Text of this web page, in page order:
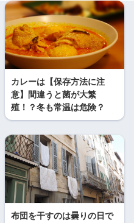
カレーは【保存方法に注
意】間違うと菌が大繁
殖！？冬も常温は危険？
布団を干すのは曇りの日で